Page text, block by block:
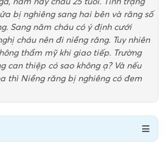
bị nghiêng sang hai bên và răng số
Sang năm cháu có ý định cưới
cháu nên đi niềng răng. Tuy nhiên
thẩm mỹ khi giao tiếp. Trường
can thiệp có sao không ạ? Và nếu
thì Niềng răng bị nghiêng có đem